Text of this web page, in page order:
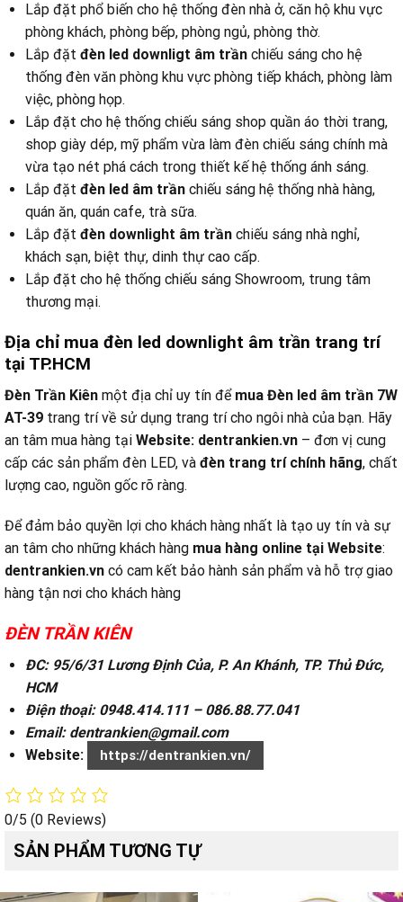
Lắp đặt phổ biến cho hệ thống đèn nhà ở, căn hộ khu vực
phòng khách, phòng bếp, phòng ngủ, phòng thờ.
Lắp đặt đèn led downligt âm trần chiếu sáng cho hệ
thống đèn văn phòng khu vực phòng tiếp khách, phòng làm
việc, phòng họp.
Lắp đặt cho hệ thống chiếu sáng shop quần áo thời trang,
shop giày dép, mỹ phẩm vừa làm đèn chiếu sáng chính mà
vừa tạo nét phá cách trong thiết kế hệ thống ánh sáng.
Lắp đặt đèn led âm trần chiếu sáng hệ thống nhà hàng,
quán ăn, quán cafe, trà sữa.
Lắp đặt đèn downlight âm trần chiếu sáng nhà nghỉ,
khách sạn, biệt thự, dinh thự cao cấp.
Lắp đặt cho hệ thống chiếu sáng Showroom, trung tâm
thương mại.
Địa chỉ mua đèn led downlight âm trần trang trí
tại TP.HCM
Đèn Trần Kiên một địa chỉ uy tín để mua Đèn led âm trần 7W
AT-39 trang trí về sử dụng trang trí cho ngôi nhà của bạn. Hãy
an tâm mua hàng tại Website: dentrankien.vn – đơn vị cung
cấp các sản phẩm đèn LED, và đèn trang trí chính hãng, chất
lượng cao, nguồn gốc rõ ràng.
Để đảm bảo quyền lợi cho khách hàng nhất là tạo uy tín và sự
an tâm cho những khách hàng mua hàng online tại Website:
dentrankien.vn có cam kết bảo hành sản phẩm và hỗ trợ giao
hàng tận nơi cho khách hàng
ĐÈN TRẦN KIÊN
ĐC: 95/6/31 Lương Định Của, P. An Khánh, TP. Thủ Đức,
HCM
Điện thoại: 0948.414.111 – 086.88.77.041
Email: dentrankien@gmail.com
Website:
https://dentrankien.vn/
0/5 (0 Reviews)
SẢN PHẨM TƯƠNG TỰ